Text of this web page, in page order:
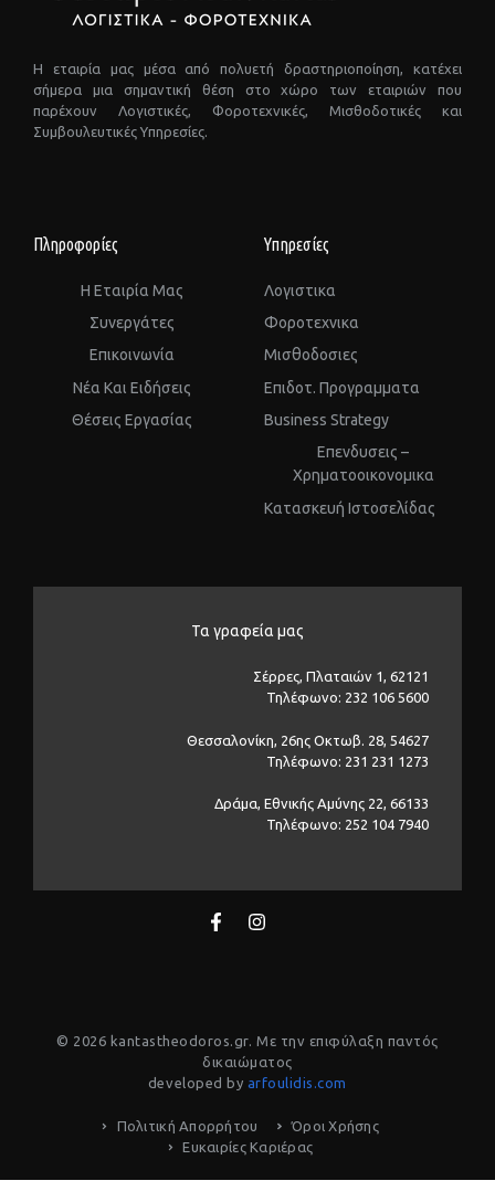
Η εταιρία μας μέσα από πολυετή δραστηριοποίηση, κατέχει
σήμερα μια σημαντική θέση στο χώρο των εταιριών που
παρέχουν Λογιστικές, Φοροτεχνικές, Μισθοδοτικές και
Συμβουλευτικές Υπηρεσίες.
Πληροφορίες
Η Εταιρία Μας
Συνεργάτες
Επικοινωνία
Νέα Και Ειδήσεις
Θέσεις Εργασίας
Υπηρεσίες
Λογιστικα
Φοροτεχνικα
Μισθοδοσιες
Επιδοτ. Προγραμματα
Business Strategy
Επενδυσεις –
Χρηματοοικονομικα
Kατασκευή Ιστοσελίδας
Τα γραφεία μας
Σέρρες, Πλαταιών 1, 62121
Τηλέφωνο: 232 106 5600
Θεσσαλονίκη, 26ης Οκτωβ. 28, 54627
Τηλέφωνο: 231 231 1273
Δράμα, Εθνικής Αμύνης 22, 66133
Τηλέφωνο: 252 104 7940
© 2026 kantastheodoros.gr. Με την επιφύλαξη παντός
δικαιώματος
developed by arfoulidis.com
Πολιτική Απορρήτου
Όροι Χρήσης
Ευκαιρίες Καριέρας